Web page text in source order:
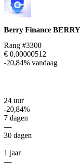
Berry Finance BERRY
Rang #3300
€ 0,00000512
-20,84% vandaag
24 uur
-20,84%
7 dagen
—
30 dagen
—
1 jaar
—